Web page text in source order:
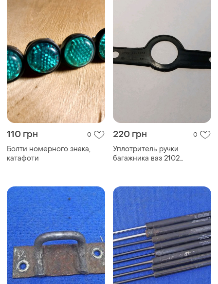
110 грн 0
Болти номерного знака,
катафоти
220 грн 0
Уплотритель ручки
багажника ваз 2102